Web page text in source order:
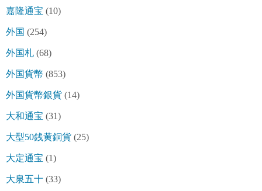
嘉隆通宝 (10)
外国 (254)
外国札 (68)
外国貨幣 (853)
外国貨幣銀貨 (14)
大和通宝 (31)
大型50銭黄銅貨 (25)
大定通宝 (1)
大泉五十 (33)